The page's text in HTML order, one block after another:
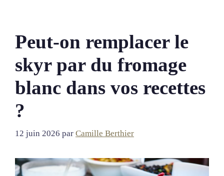
Peut-on remplacer le
skyr par du fromage
blanc dans vos recettes
?
12 juin 2026 par Camille Berthier